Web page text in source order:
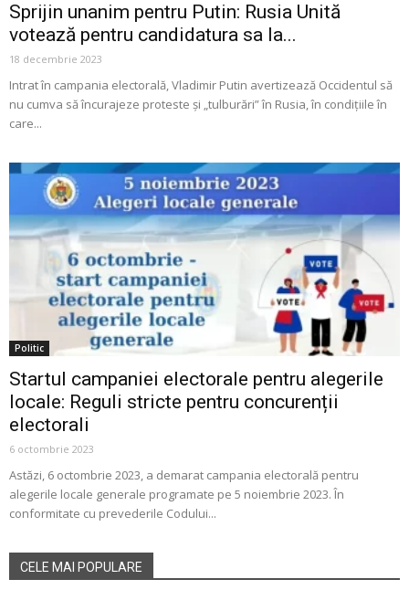
Sprijin unanim pentru Putin: Rusia Unită
votează pentru candidatura sa la...
18 decembrie 2023
Intrat în campania electorală, Vladimir Putin avertizează Occidentul să
nu cumva să încurajeze proteste și „tulburări” în Rusia, în condițiile în
care...
Politic
Startul campaniei electorale pentru alegerile
locale: Reguli stricte pentru concurenții
electorali
6 octombrie 2023
Astăzi, 6 octombrie 2023, a demarat campania electorală pentru
alegerile locale generale programate pe 5 noiembrie 2023. În
conformitate cu prevederile Codului...
CELE MAI POPULARE